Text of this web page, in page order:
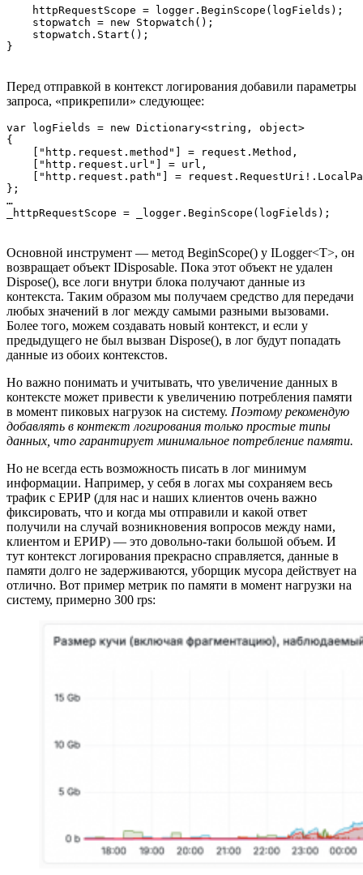
httpRequestScope = logger.BeginScope(logFields);
stopwatch = new Stopwatch();
stopwatch.Start();
}
Перед отправкой в контекст логирования добавили параметры
запроса, «прикрепили» следующее:
var logFields = new Dictionary<string, object>
{
    ["http.request.method"] = request.Method,
    ["http.request.url"] = url,
["http.request.path"] =
};
…
_httpRequestScope = _logger.BeginScope(logFields);
Основной инструмент — метод BeginScope() у ILogger<T>, он
возвращает объект IDisposable. Пока этот объект не удален
Dispose(), все логи внутри блока получают данные из
контекста. Таким образом мы получаем средство для передачи
любых значений в лог между самыми разными вызовами.
Более того, можем создавать новый контекст, и если у
предыдущего не был вызван Dispose(), в лог будут попадать
данные из обоих контекстов.
Но важно понимать и учитывать, что увеличение данных в
контексте может привести к увеличению потребления памяти
в момент пиковых нагрузок на систему. Поэтому рекомендую
добавлять в контекст логирования только простые типы
данных, что гарантирует минимальное потребление памяти.
Но не всегда есть возможность писать в лог минимум
информации. Например, у себя в логах мы сохраняем весь
трафик с ЕРИР (для нас и наших клиентов очень важно
фиксировать, что и когда мы отправили и какой ответ
получили на случай возникновения вопросов между нами,
клиентом и ЕРИР) — это довольно-таки большой объем. И
тут контекст логирования прекрасно справляется, данные в
памяти долго не задерживаются, уборщик мусора действует на
отлично. Вот пример метрик по памяти в момент нагрузки на
систему, примерно 300 rps: